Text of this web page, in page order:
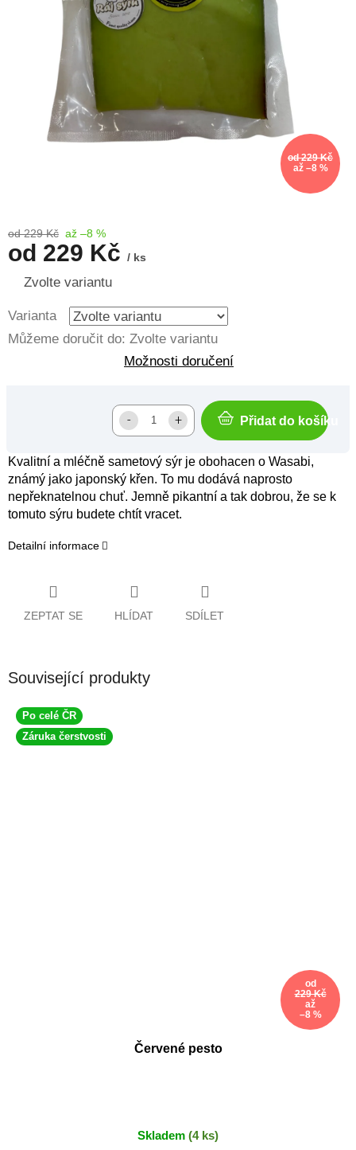
od 229 Kč
až –8 %
od 229 Kč až –8 %
od 229 Kč / ks
Měrná
Zvolte variantu
Varianta
Můžeme doručit do: Zvolte variantu
Možnosti doručení
Přidat do košíku
Kvalitní a mléčně sametový sýr je obohacen o Wasabi,
známý jako japonský křen. To mu dodává naprosto
nepřeknatelnou chuť. Jemně pikantní a tak dobrou, že se k
tomuto sýru budete chtít vracet.
Detailní informace
ZEPTAT SE HLÍDAT SDÍLET
Související produkty
Po celé ČR
Záruka čerstvosti
od
229 Kč
až
–8 %
Červené pesto
Skladem (4 ks)